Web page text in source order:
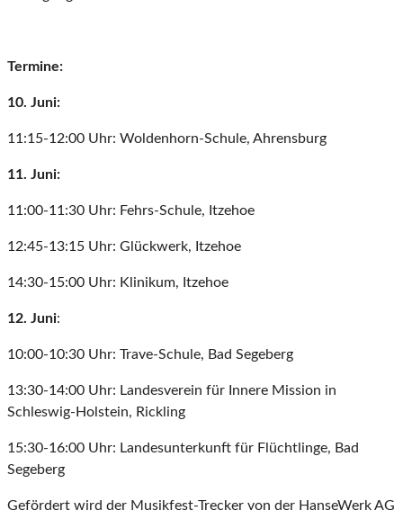
Termine:
10. Juni:
11:15-12:00 Uhr: Woldenhorn-Schule, Ahrensburg
11. Juni:
11:00-11:30 Uhr: Fehrs-Schule, Itzehoe
12:45-13:15 Uhr: Glückwerk, Itzehoe
14:30-15:00 Uhr: Klinikum, Itzehoe
12. Juni:
10:00-10:30 Uhr: Trave-Schule, Bad Segeberg
13:30-14:00 Uhr: Landesverein für Innere Mission in
Schleswig-Holstein, Rickling
15:30-16:00 Uhr: Landesunterkunft für Flüchtlinge, Bad
Segeberg
Gefördert wird der Musikfest-Trecker von der HanseWerk AG